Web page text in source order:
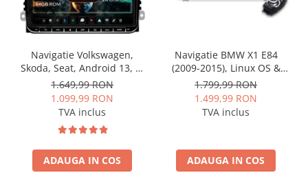
Navigatie Volkswagen,
Skoda, Seat, Android 13, S-
Quadcore / 4GB RAM +
64GB ROM, 9 Inch - AD-
BGSW94L
1.649,99 RON
1.099,99 RON
TVA inclus
ADAUGA IN COS
Navigatie BMW X1 E84
(2009-2015), Linux OS &
OEM, Varianta iDrive,
CarPlay & Android Auto
Wireless, MirrorLink,
BGRKITBM004
1.799,99 RON
1.499,99 RON
TVA inclus
ADAUGA IN COS